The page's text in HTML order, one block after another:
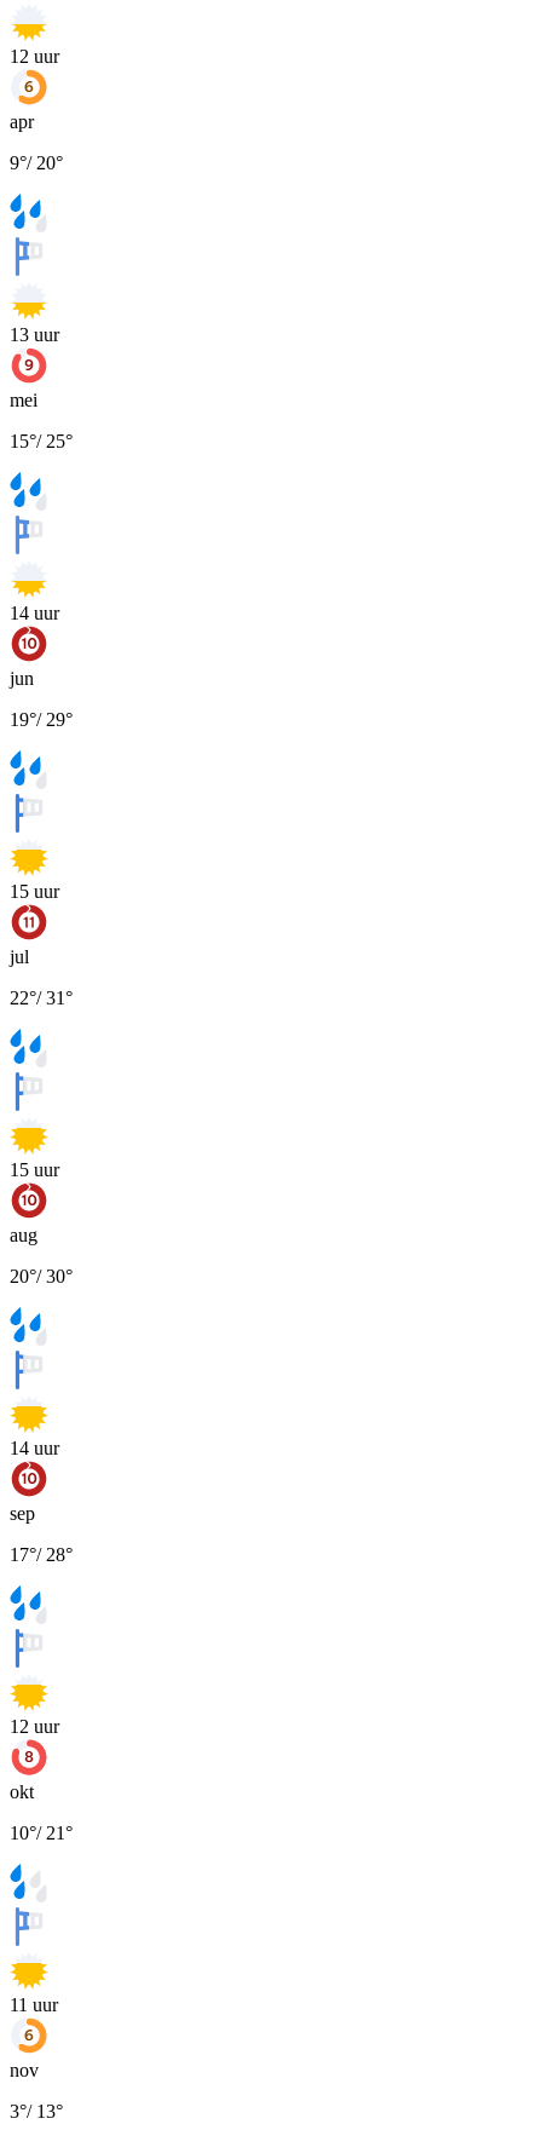
12 uur
apr
9°/ 20°
13 uur
mei
15°/ 25°
14 uur
jun
19°/ 29°
15 uur
jul
22°/31°
15 uur
aug
20°/30°
14 uur
sep
17°/ 28°
12 uur
okt
10°/ 21°
11 uur
nov
3°/ 13°